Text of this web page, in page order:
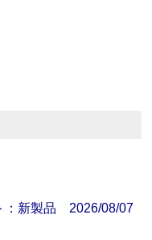
：新製品 2026/08/07